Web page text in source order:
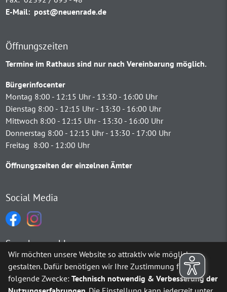
E-Mail: post@neuenrade.de
Öffnungszeiten
Termine im Rathaus sind nur nach Vereinbarung möglich.
Bürgerinfocenter
Montag 8:00 - 12:15 Uhr - 13:30 - 16:00 Uhr
Dienstag 8:00 - 12:15 Uhr - 13:30 - 16:00 Uhr
Mittwoch 8:00 - 12:15 Uhr - 13:30 - 16:00 Uhr
Donnerstag 8:00 - 12:15 Uhr - 13:30 - 17:00 Uhr
Freitag 8:00 - 12:00 Uhr
Öffnungszeiten der einzelnen Ämter
Social Media
Sprachauswahl
Möchten Sie vonGoogle Translate bereitgestellte externe
Wir möchten unsere Website so attraktiv wie möglich
gestalten. Dafür benötigen wir Ihre Zustimmung für
folgende Zwecke:Technisch notwendig & Verbesserung der